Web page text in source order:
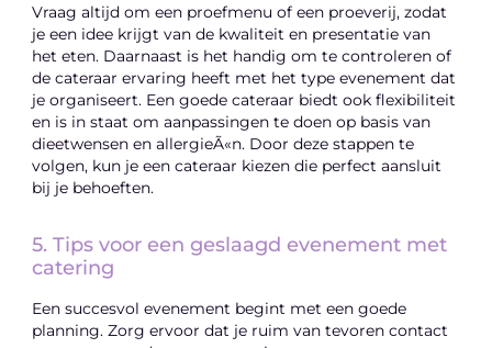
Vraag altijd om een proefmenu of een proeverij, zodat
je een idee krijgt van de kwaliteit en presentatie van
het eten. Daarnaast is het handig om te controleren of
de cateraar ervaring heeft met het type evenement dat
je organiseert. Een goede cateraar biedt ook flexibiliteit
en is in staat om aanpassingen te doen op basis van
dieetwensen en allergieÃ«n. Door deze stappen te
volgen, kun je een cateraar kiezen die perfect aansluit
bij je behoeften.
5. Tips voor een geslaagd evenement met
catering
Een succesvol evenement begint met een goede
planning. Zorg ervoor dat je ruim van tevoren contact